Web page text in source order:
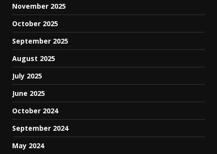
November 2025
October 2025
September 2025
August 2025
July 2025
June 2025
October 2024
September 2024
May 2024